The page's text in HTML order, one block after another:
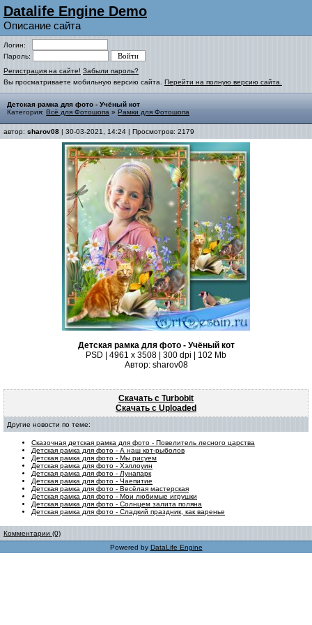
Datalife Engine Demo
Описание сайта
Логин:
Пароль:
Регистрация на сайте! Забыли пароль?
Вы просматриваете мобильную версию сайта. Перейти на полную версию сайта.
Детская рамка для фото - Учёный кот
Категория: Всё для Фотошопа » Рамки для Фотошопа
автор: sharov08 | 30-03-2021, 14:24 | Просмотров: 2179
Детская рамка для фото - Учёный кот
PSD | 4961 х 3508 | 300 dpi | 102 Mb
Автор: sharov08
Скачать с Turbobit
Скачать с Uploaded
Другие новости по теме:
Сказочная детская рамка для фото - Повелитель лесного царства
Детская рамка для фото - А наш кот-рыболов
Детская рамка для фото - Мы рисуем
Детская рамка для фото - Хэллоуин
Детская рамка для фото - Лунапарк
Детская рамка для фото - Чаепитие
Детская рамка для фото - Весёлая мастерская
Детская рамка для фото - Мои любимые игрушки
Детская рамка для фото - Солнцем залита поляна
Детская рамка для фото - Сладкий праздник, как варенье
Комментарии (0)
Powered by DataLife Engine